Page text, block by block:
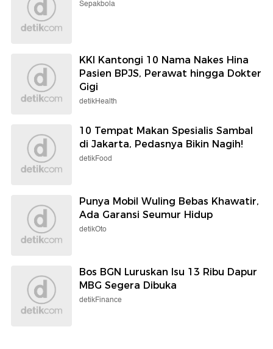
Sepakbola
KKI Kantongi 10 Nama Nakes Hina
Pasien BPJS, Perawat hingga Dokter
Gigi
detikHealth
10 Tempat Makan Spesialis Sambal
di Jakarta, Pedasnya Bikin Nagih!
detikFood
Punya Mobil Wuling Bebas Khawatir,
Ada Garansi Seumur Hidup
detikOto
Bos BGN Luruskan Isu 13 Ribu Dapur
MBG Segera Dibuka
detikFinance